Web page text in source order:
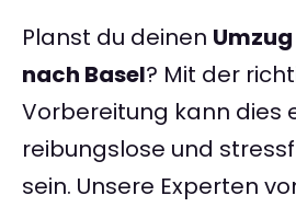
Planst du deinen
nach Basel? Mit der
Vorbereitung kann dies
reibungslose und
sein. Unsere Experten